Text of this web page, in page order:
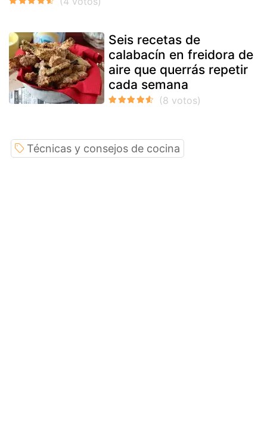
Seis recetas de
calabacín en freidora de
aire que querrás repetir
cada semana
Técnicas y consejos de cocina